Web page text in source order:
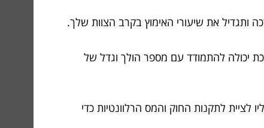
ותגדיל את שיעורי האימוץ בקרב הצוות שלך.
יכולה להתמודד עם מספר הולך וגדל של
לתקנות החוק והמס הרלוונטיות כדי